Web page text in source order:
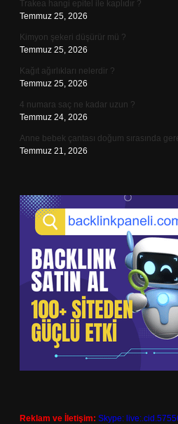
Trakea hangi epitel ile kaplıdır ?
Temmuz 25, 2026
Kimyon şekeri düşürür mü ?
Temmuz 25, 2026
Kağıt ağırlıkları nelerdir ?
Temmuz 25, 2026
4 numara saç ne kadar uzun ?
Temmuz 24, 2026
Anne bebek çantası doğum sırasında
Temmuz 21, 2026
Reklam ve İletişim: Skype: